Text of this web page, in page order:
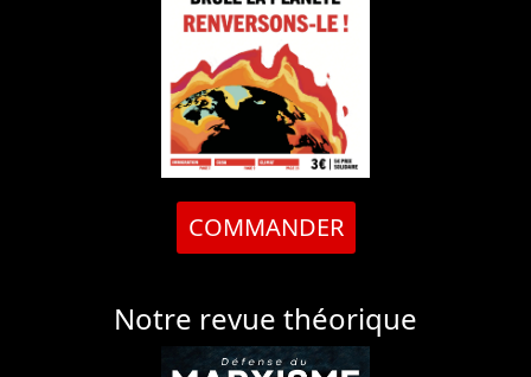
COMMANDER
Notre revue théorique